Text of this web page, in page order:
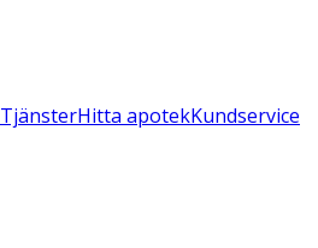
TjänsterHitta apotekKundservice